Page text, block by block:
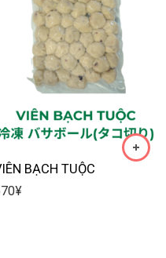
BẠCH TUỘC
¥